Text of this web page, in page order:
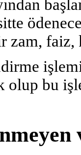
faiz,
olup bu